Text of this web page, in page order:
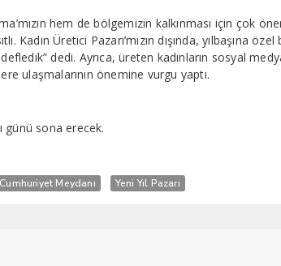
hem de bölgemizin kalkınması için çok
Kadın Üretici Pazarı’mızın dışında, yılbaşına özel
dedi. Ayrıca, üreten kadınların sosyal
ulaşmalarının önemine vurgu yaptı.
günü sona erecek.
Cumhuriyet Meydanı Yeni Yıl Pazarı